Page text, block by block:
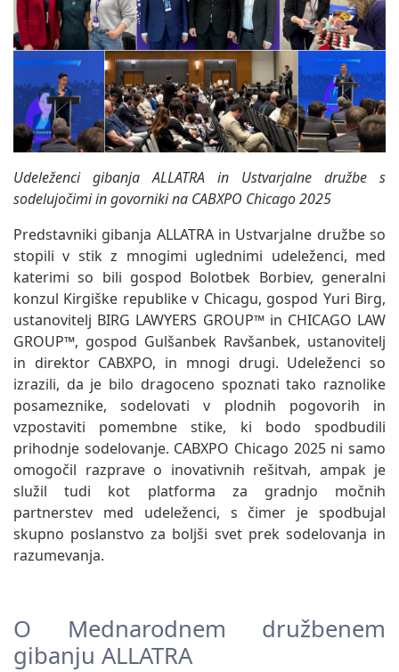
Udeleženci gibanja ALLATRA in Ustvarjalne družbe s
sodelujočimi in govorniki na CABXPO Chicago 2025
Predstavniki gibanja ALLATRA in Ustvarjalne družbe so
stopili v stik z mnogimi uglednimi udeleženci, med
katerimi so bili gospod Bolotbek Borbiev, generalni
konzul Kirgiške republike v Chicagu, gospod Yuri Birg,
ustanovitelj BIRG LAWYERS GROUP™ in CHICAGO LAW
GROUP™, gospod Gulšanbek Ravšanbek, ustanovitelj
in direktor CABXPO, in mnogi drugi. Udeleženci so
izrazili, da je bilo dragoceno spoznati tako raznolike
posameznike, sodelovati v plodnih pogovorih in
vzpostaviti pomembne stike, ki bodo spodbudili
prihodnje sodelovanje. CABXPO Chicago 2025 ni samo
omogočil razprave o inovativnih rešitvah, ampak je
služil tudi kot platforma za gradnjo močnih
partnerstev med udeleženci, s čimer je spodbujal
skupno poslanstvo za boljši svet prek sodelovanja in
razumevanja.
O Mednarodnem družbenem
gibanju ALLATRA